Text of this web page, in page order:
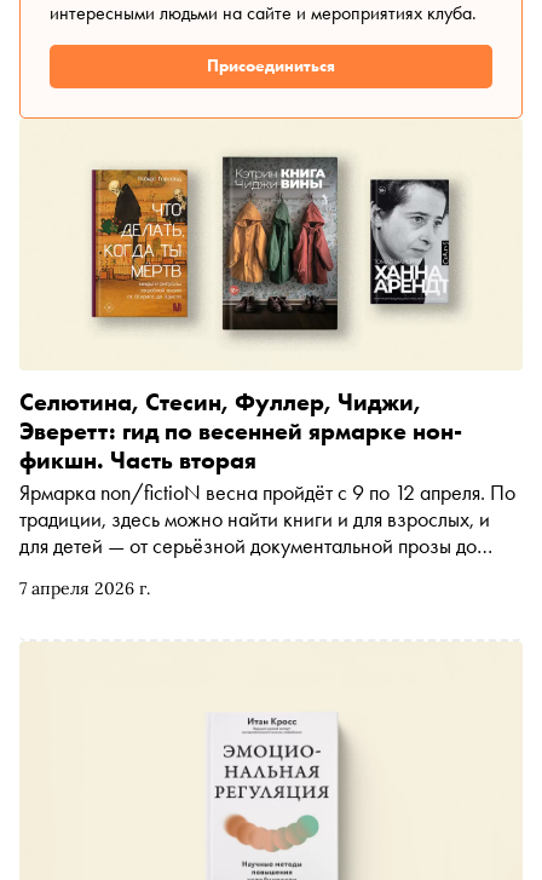
интересными людьми на сайте и мероприятиях клуба.
Присоединиться
7 апреля 2026 г.
Селютина, Стесин, Фуллер, Чиджи,
Эверетт: гид по весенней ярмарке нон-
фикшн. Часть вторая
Ярмарка non/fictioN весна пройдёт с 9 по 12 апреля. По
традиции, здесь можно найти книги и для взрослых, и
для детей — от серьёзной документальной прозы до
и других представителей ведущих издательств страны